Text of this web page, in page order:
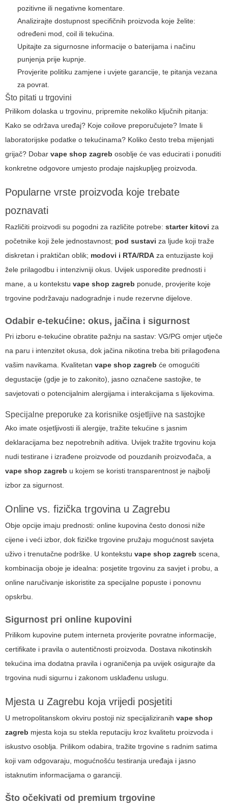
pozitivne ili negativne komentare.
Analizirajte dostupnost specifičnih proizvoda koje želite:
određeni mod, coil ili tekućina.
Upitajte za sigurnosne informacije o baterijama i načinu
punjenja prije kupnje.
Provjerite politiku zamjene i uvjete garancije, te pitanja vezana
za povrat.
Što pitati u trgovini
Prilikom dolaska u trgovinu, pripremite nekoliko ključnih pitanja:
Kako se održava uređaj? Koje coilove preporučujete? Imate li
laboratorijske podatke o tekućinama? Koliko često treba mijenjati
grijač? Dobar vape shop zagreb osoblje će vas educirati i ponuditi
konkretne odgovore umjesto prodaje najskupljeg proizvoda.
Popularne vrste proizvoda koje trebate
poznavati
Različiti proizvodi su pogodni za različite potrebe: starter kitovi za
početnike koji žele jednostavnost; pod sustavi za ljude koji traže
diskretan i praktičan oblik; modovi i RTA/RDA za entuzijaste koji
žele prilagodbu i intenzivniji okus. Uvijek usporedite prednosti i
mane, a u kontekstu vape shop zagreb ponude, provjerite koje
trgovine podržavaju nadogradnje i nude rezervne dijelove.
Odabir e-tekućine: okus, jačina i sigurnost
Pri izboru e-tekućine obratite pažnju na sastav: VG/PG omjer utječe
na paru i intenzitet okusa, dok jačina nikotina treba biti prilagođena
vašim navikama. Kvalitetan vape shop zagreb će omogućiti
degustacije (gdje je to zakonito), jasno označene sastojke, te
savjetovati o potencijalnim alergijama i interakcijama s lijekovima.
Specijalne preporuke za korisnike osjetljive na sastojke
Ako imate osjetljivosti ili alergije, tražite tekućine s jasnim
deklaracijama bez nepotrebnih aditiva. Uvijek tražite trgovinu koja
nudi testirane i izrađene proizvode od pouzdanih proizvođača, a
vape shop zagreb u kojem se koristi transparentnost je najbolji
izbor za sigurnost.
Online vs. fizička trgovina u Zagrebu
Obje opcije imaju prednosti: online kupovina često donosi niže
cijene i veći izbor, dok fizičke trgovine pružaju mogućnost savjeta
uživo i trenutačne podrške. U kontekstu vape shop zagreb scena,
kombinacija oboje je idealna: posjetite trgovinu za savjet i probu, a
online naručivanje iskoristite za specijalne popuste i ponovnu
opskrbu.
Sigurnost pri online kupovini
Prilikom kupovine putem interneta provjerite povratne informacije,
certifikate i pravila o autentičnosti proizvoda. Dostava nikotinskih
tekućina ima dodatna pravila i ograničenja pa uvijek osigurajte da
trgovina nudi sigurnu i zakonom usklađenu uslugu.
Mjesta u Zagrebu koja vrijedi posjetiti
U metropolitanskom okviru postoji niz specijaliziranih vape shop
zagreb mjesta koja su stekla reputaciju kroz kvalitetu proizvoda i
iskustvo osoblja. Prilikom odabira, tražite trgovine s radnim satima
koji vam odgovaraju, mogućnošću testiranja uređaja i jasno
istaknutim informacijama o garanciji.
Što očekivati od premium trgovine